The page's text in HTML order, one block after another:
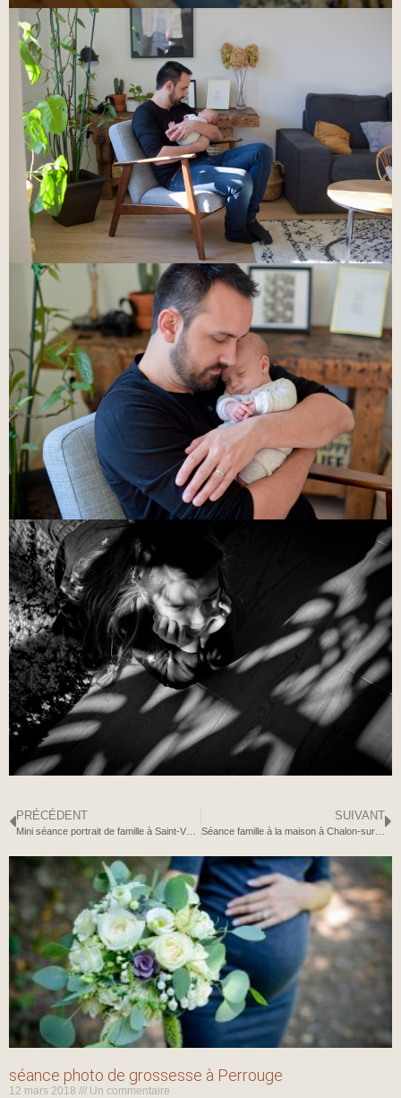
PRÉCÉDENT SUIVANT
Séance famille à la maison à Chalon-sur-Saône
séance photo de grossesse à Perrouge
12 mars 2018 Un commentaire